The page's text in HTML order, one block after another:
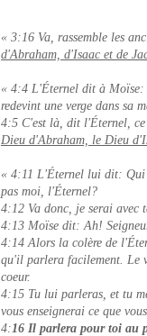
« 3:16 Va, rassemble les
d'Abraham, d'Isaac et de
« 4:4 L'Éternel dit à Moïse:
redevint une verge dans sa
4:5 C'est là, dit l'Éternel,
Dieu d'Abraham, le Dieu
« 4:11 L'Éternel lui dit: Qui
pas moi, l'Éternel?
4:12 Va donc, je serai avec
4:13 Moïse dit: Ah!
4:14 Alors la colère de
qu'il parlera facilement. Le
coeur.
4:15 Tu lui parleras, et tu
vous enseignerai ce que
4:16 Il parlera pour toi au